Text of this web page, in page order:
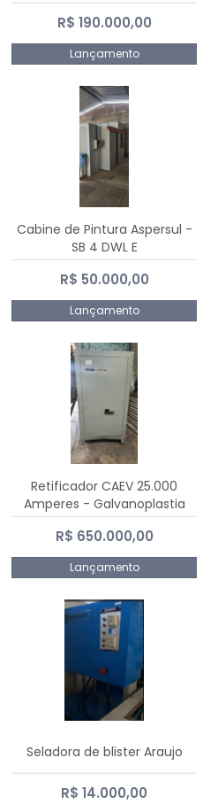
R$ 190.000,00
Lançamento
Cabine de Pintura Aspersul -
SB 4 DWL E
R$ 50.000,00
Lançamento
Retificador CAEV 25.000
Amperes - Galvanoplastia
R$ 650.000,00
Lançamento
Seladora de blister Araujo
R$ 14.000,00